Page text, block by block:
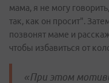
мама, я не могу
так, как он просит".
позвонят маме и
чтобы избавиться от
«При этом